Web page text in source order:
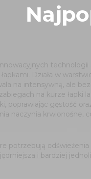
Działa w
na intensywną, ale
na kurze łapki
poprawiając gęstość
naczynia krwionośne,
potrzebują odświeżenia
i bardziej